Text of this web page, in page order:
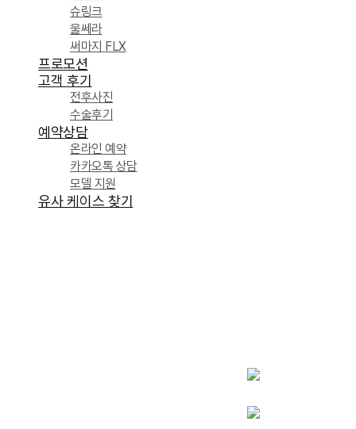
슈링크
울쎄라
써마지 FLX
프로모션
고객 후기
전후사진
수술후기
예약상담
온라인 예약
카카오톡 상담
모델 지원
유사 케이스 찾기